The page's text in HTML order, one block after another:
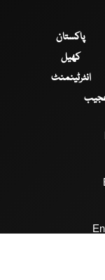
پاکستان
کھیل
انٹرٹینمنٹ